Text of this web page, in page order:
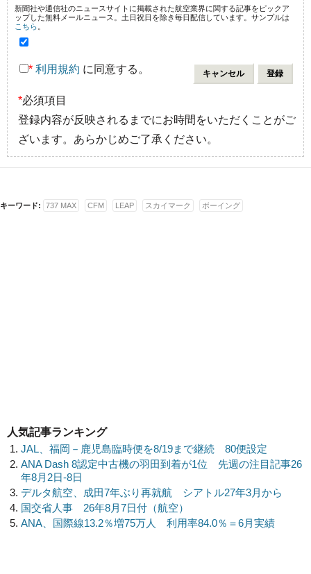
新聞社や通信社のニュースサイトに掲載された航空業界に関する記事をピックア
ップした無料メールニュース。土日祝日を除き毎日配信しています。サンプルは
こちら
* 利用規約 に同意する。
*必須項目
登録内容が反映されるまでにお時間をいただくことがご
ざいます。あらかじめご了承ください。
キーワード: 737 MAX CFM LEAP スカイマーク ボーイング
人気記事ランキング
JAL、福岡－鹿児島臨時便を8/19まで継続 80便設定
ANA Dash 8認定中古機の羽田到着が1位 先週の注目記事26
年8月2日-8日
デルタ航空、成田7年ぶり再就航 シアトル27年3月から
国交省人事 26年8月7日付（航空）
ANA、国際線13.2％増75万人 利用率84.0％＝6月実績